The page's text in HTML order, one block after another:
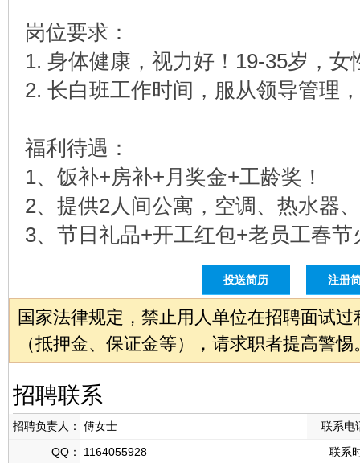
岗位要求：
1. 身体健康，视力好！19-35岁，女
2. 长白班工作时间，服从领导管理
福利待遇：
1、饭补+房补+月奖金+工龄奖！
2、提供2人间公寓，空调、热水器
3、节日礼品+开工红包+老员工春节
投送简历 注册
国家法律规定，禁止用人单位在招聘面试
（抵押金、保证金等），请求职者提高警惕
招聘联系
招聘负责人： 傅女士
联系电
QQ：
1164055928
联系